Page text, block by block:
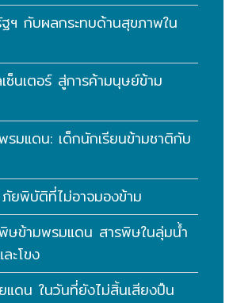
ฯ กับผลกระทบด้านสุขภาพใน
ซ็นเตอร์ สู่การค้ามนุษย์ข้าม
รมแดน: เด็กนักเรียนข้ามชาติกับ
ยพิบัติที่ไม่อาจมองข้าม
ษข้ามพรมแดน สารพิษในลุ่มน้ํา
ะโขง
แดน ในวันที่ยังไม่สิ้นเสียงปืน